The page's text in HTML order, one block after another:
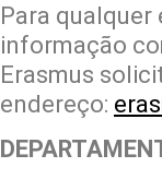
Para
informação
Erasmus
endereço: